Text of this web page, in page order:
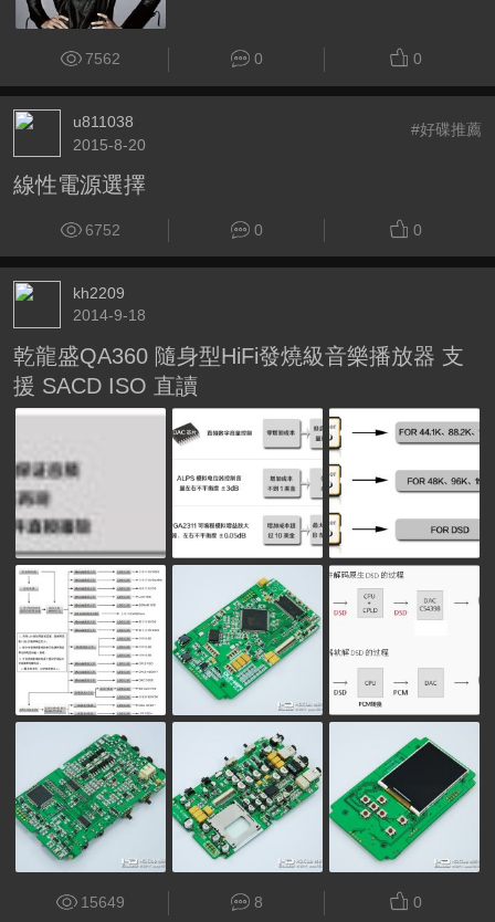
7562 0 0
u811038
2015-8-20
#好碟推薦
線性電源選擇
6752 0 0
kh2209
2014-9-18
乾龍盛QA360 隨身型HiFi發燒級音樂播放器 支
援 SACD ISO 直讀
15649 8 0